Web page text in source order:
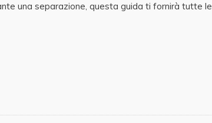
una separazione, questa guida ti fornirà tutte le